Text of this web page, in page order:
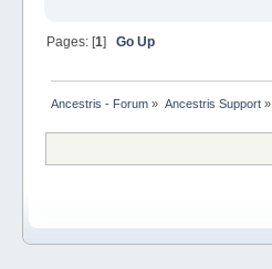
Pages: [1] Go Up
Ancestris - Forum » Ancestris Support»